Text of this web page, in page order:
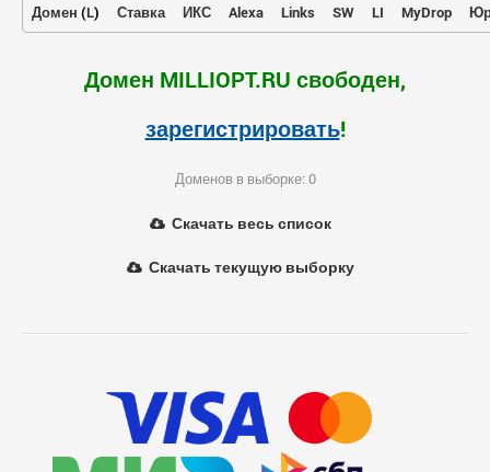
Домен (L) Ставка ИКС Alexa Links SW LI MyDrop
Домен MILLIOPT.RU свободен,
зарегистрировать!
Доменов в выборке: 0
Скачать весь список
Скачать текущую выборку